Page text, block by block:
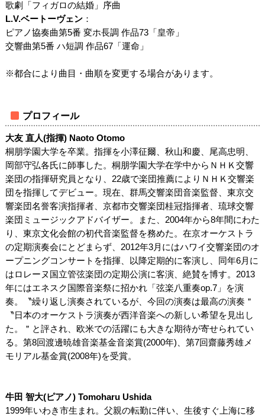
歌劇「フィガロの結婚」序曲
L.V.ベートーヴェン：
ピアノ協奏曲第5番 変ホ長調 作品73「皇帝」
交響曲第5番 ハ短調 作品67「運命」
※都合により曲目・曲順を変更する場合があります。
プロフィール
大友 直人(指揮) Naoto Otomo
桐朋学園大学を卒業。指揮を小澤征爾、秋山和慶、尾高忠明、
岡部守弘各氏に師事した。桐朋学園大学在学中からＮＨＫ交響
楽団の指揮研究員となり、22歳で楽団推薦によりＮＨＫ交響楽
団を指揮してデビュー。現在、群馬交響楽団音楽監督、東京交
響楽団名誉客演指揮者、京都市交響楽団桂冠指揮者、琉球交響
楽団ミュージックアドバイザー。また、2004年から8年間にわた
り、東京文化会館の初代音楽監督を務めた。在京オーケストラ
の定期演奏会にとどまらず、2012年3月にはハワイ交響楽団のオ
ープニングコンサートを指揮、以降定期的に客演し、同年6月に
はロレーヌ国立管弦楽団の定期公演に客演、絶賛を博す。2013
年にはエネスク国際音楽祭に招かれ「弦楽八重奏op.7」を演
奏。〝繰り返し演奏されているが、今回の演奏は最高の演奏＂
〝日本のオーケストラ演奏が西洋音楽への新しい希望を見出し
た。＂と評され、欧米での活躍にも大きな期待が寄せられてい
る。第8回渡邊暁雄音楽基金音楽賞(2000年)、第7回齋藤秀雄メ
モリアル基金賞(2008年)を受賞。
牛田 智大(ピアノ) Tomoharu Ushida
1999年いわき市生まれ。父親の転勤に伴い、生後すぐ上海に移